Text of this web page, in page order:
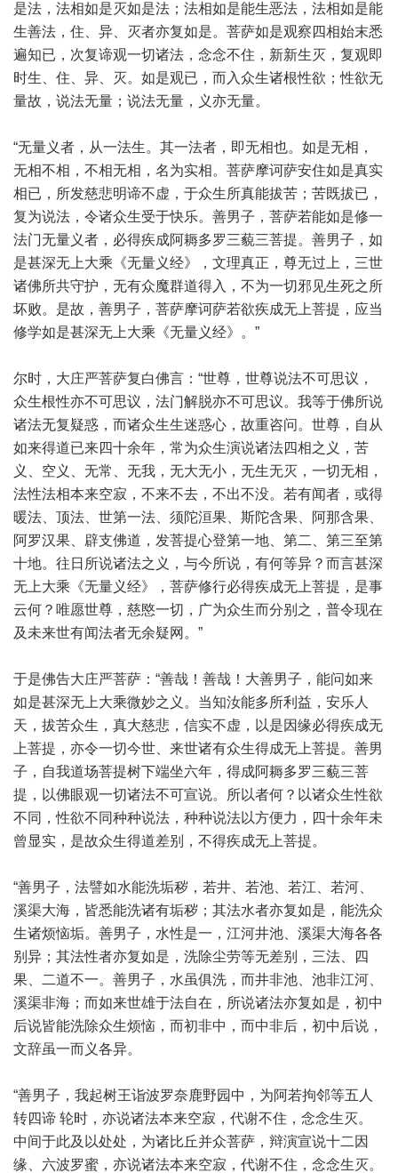
是法，法相如是灭如是法；法相如是能生恶法，法相如是能
生善法，住、异、灭者亦复如是。菩萨如是观察四相始末悉
遍知已，次复谛观一切诸法，念念不住，新新生灭，复观即
时生、住、异、灭。如是观已，而入众生诸根性欲；性欲无
量故，说法无量；说法无量，义亦无量。
“无量义者，从一法生。其一法者，即无相也。如是无相，
无相不相，不相无相，名为实相。菩萨摩诃萨安住如是真实
相已，所发慈悲明谛不虚，于众生所真能拔苦；苦既拔已，
复为说法，令诸众生受于快乐。善男子，菩萨若能如是修一
法门无量义者，必得疾成阿耨多罗三藐三菩提。善男子，如
是甚深无上大乘《无量义经》，文理真正，尊无过上，三世
诸佛所共守护，无有众魔群道得入，不为一切邪见生死之所
坏败。是故，善男子，菩萨摩诃萨若欲疾成无上菩提，应当
修学如是甚深无上大乘《无量义经》。”
尔时，大庄严菩萨复白佛言：“世尊，世尊说法不可思议，
众生根性亦不可思议，法门解脱亦不可思议。我等于佛所说
诸法无复疑惑，而诸众生生迷惑心，故重咨问。世尊，自从
如来得道已来四十余年，常为众生演说诸法四相之义，苦
义、空义、无常、无我，无大无小，无生无灭，一切无相，
法性法相本来空寂，不来不去，不出不没。若有闻者，或得
暖法、顶法、世第一法、须陀洹果、斯陀含果、阿那含果、
阿罗汉果、辟支佛道，发菩提心登第一地、第二、第三至第
十地。往日所说诸法之义，与今所说，有何等异？而言甚深
无上大乘《无量义经》，菩萨修行必得疾成无上菩提，是事
云何？唯愿世尊，慈愍一切，广为众生而分别之，普令现在
及未来世有闻法者无余疑网。”
于是佛告大庄严菩萨：“善哉！善哉！大善男子，能问如来
如是甚深无上大乘微妙之义。当知汝能多所利益，安乐人
天，拔苦众生，真大慈悲，信实不虚，以是因缘必得疾成无
上菩提，亦令一切今世、来世诸有众生得成无上菩提。善男
子，自我道场菩提树下端坐六年，得成阿耨多罗三藐三菩
提，以佛眼观一切诸法不可宣说。所以者何？以诸众生性欲
不同，性欲不同种种说法，种种说法以方便力，四十余年未
曾显实，是故众生得道差别，不得疾成无上菩提。
“善男子，法譬如水能洗垢秽，若井、若池、若江、若河、
溪渠大海，皆悉能洗诸有垢秽；其法水者亦复如是，能洗众
生诸烦恼垢。善男子，水性是一，江河井池、溪渠大海各各
别异；其法性者亦复如是，洗除尘劳等无差别，三法、四
果、二道不一。善男子，水虽俱洗，而井非池、池非江河、
溪渠非海；而如来世雄于法自在，所说诸法亦复如是，初中
后说皆能洗除众生烦恼，而初非中，而中非后，初中后说，
文辞虽一而义各异。
“善男子，我起树王诣波罗奈鹿野园中，为阿若拘邻等五人
转四谛 轮时，亦说诸法本来空寂，代谢不住，念念生灭。
中间于此及以处处，为诸比丘并众菩萨，辩演宣说十二因
缘、六波罗蜜，亦说诸法本来空寂，代谢不住，念念生灭。